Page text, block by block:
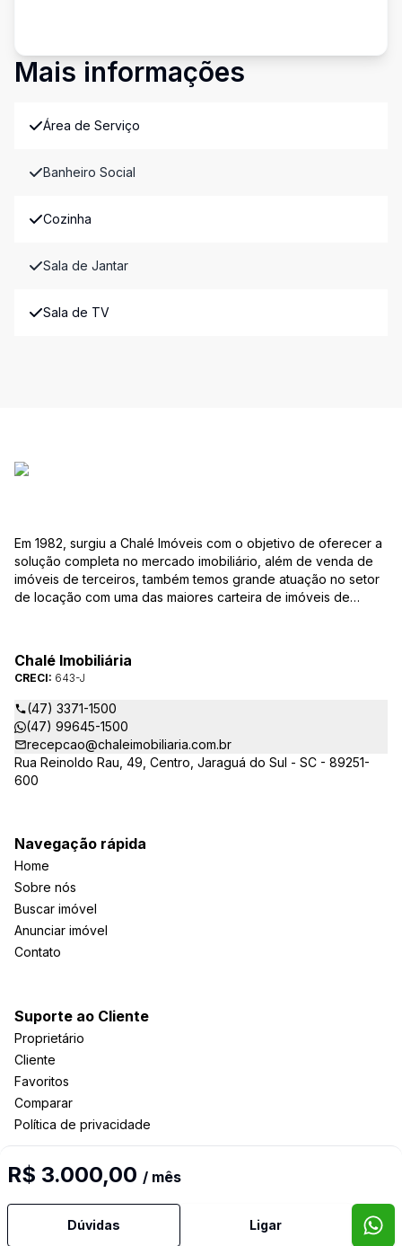
Mais informações
Área de Serviço
Banheiro Social
Cozinha
Sala de Jantar
Sala de TV
R$ 3.000,00 / mês
Dúvidas Ligar
Em 1982, surgiu a Chalé Imóveis com o objetivo de oferecer a
solução completa no mercado imobiliário, além de venda de
imóveis de terceiros, também temos grande atuação no setor
de locação com uma das maiores carteira de imóveis de
Arte Imóveis. E também reavaliamos a nossa Missão, Visão e
Valores.
Chalé Imobiliária
CRECI: 643-J
(47) 3371-1500
(47) 99645-1500
recepcao@chaleimobiliaria.com.br
Rua Reinoldo Rau, 49, Centro, Jaraguá do Sul - SC - 89251-
600
Navegação rápida
Home
Sobre nós
Buscar imóvel
Anunciar imóvel
Contato
Suporte ao Cliente
Proprietário
Cliente
Favoritos
Comparar
Política de privacidade
Selo de Tecnologia Loft